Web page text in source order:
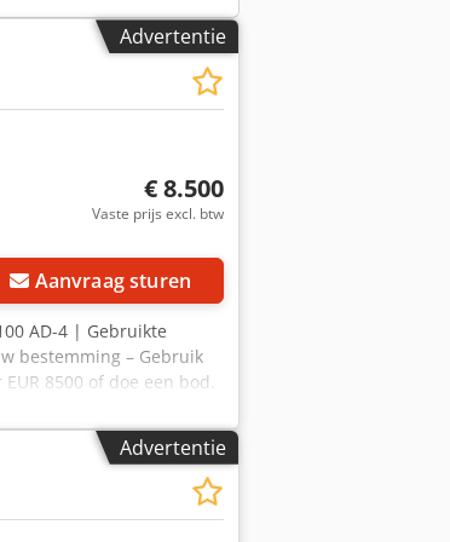
Advertentie
€ 8.500
Vaste prijs excl. btw
Aanvraag sturen
AD-4 | Gebruikte
bestemming – Gebruik
8500 of doe een bod.
👷‍♂️
✅ 2 met
enkele krassen en
extra foto’s of
door
Advertentie